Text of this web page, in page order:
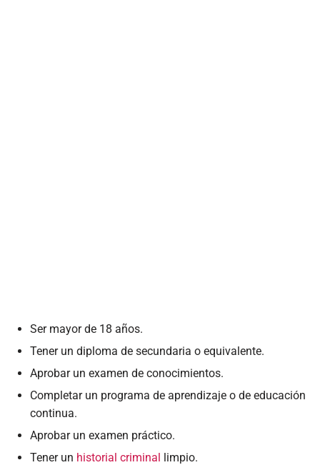
Ser mayor de 18 años.
Tener un diploma de secundaria o equivalente.
Aprobar un examen de conocimientos.
Completar un programa de aprendizaje o de educación
continua.
Aprobar un examen práctico.
Tener un historial criminal limpio.